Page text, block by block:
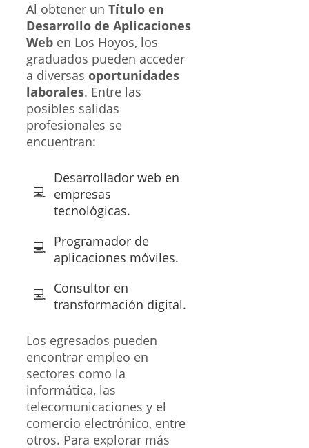
Al obtener un Título en
Desarrollo de Aplicaciones
Web en Los Hoyos, los
graduados pueden acceder
a diversas oportunidades
laborales. Entre las
posibles salidas
profesionales se
encuentran:
Desarrollador web en
empresas
tecnológicas.
Programador de
aplicaciones móviles.
Consultor en
transformación digital.
Los egresados pueden
encontrar empleo en
sectores como la
informática, las
telecomunicaciones y el
comercio electrónico, entre
otros. Para explorar más